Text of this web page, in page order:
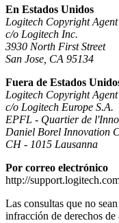
En Estados Unidos
Logitech Copyright Agent
c/o Logitech Inc.
3930 North First Street
San Jose, CA 95134
Fuera de Estados
Logitech Copyright Agent
c/o Logitech Europe S.A.
EPFL - Quartier de
Daniel Borel Innovation
CH - 1015 Lausanna
Por correo electrónico
http://
Las consultas que no
infracción de derechos